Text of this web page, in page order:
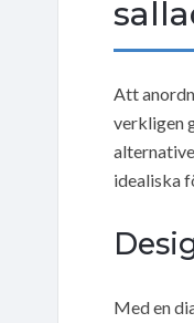
Att
verkligen
idealiska
Med en